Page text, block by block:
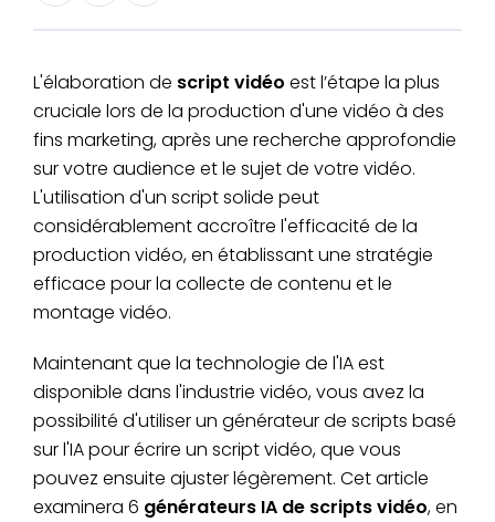
L'élaboration de script vidéo est l’étape la plus
cruciale lors de la production d'une vidéo à des
fins marketing, après une recherche approfondie
sur votre audience et le sujet de votre vidéo.
L'utilisation d'un script solide peut
considérablement accroître l'efficacité de la
production vidéo, en établissant une stratégie
efficace pour la collecte de contenu et le
montage vidéo.
Maintenant que la technologie de l'IA est
disponible dans l'industrie vidéo, vous avez la
possibilité d'utiliser un générateur de scripts basé
sur l'IA pour écrire un script vidéo, que vous
pouvez ensuite ajuster légèrement. Cet article
examinera 6 générateurs IA de scripts vidéo, en